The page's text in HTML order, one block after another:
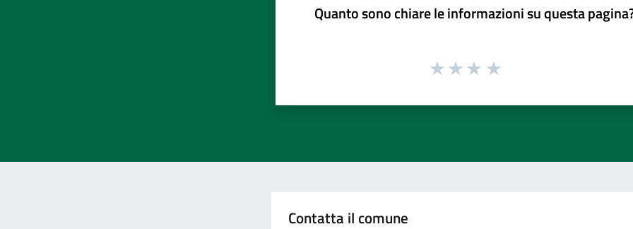
Quanto sono chiare le informazioni su questa
Contatta il comune